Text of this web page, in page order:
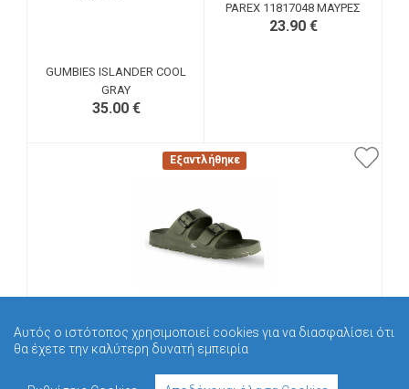
GUMBIES ISLANDER COOL
GRAY
35.00 €
PAREX 11817048 ΜΑΎΡΕΣ
23.90 €
Εξαντλήθηκε
PAREX 11817048 ΧΑΚΊ
23.90 €
Αυτός ο ιστότοπος χρησιμοποιεί cookies για να διασφαλίσει ότι
θα έχετε την καλύτερη δυνατή εμπειρία